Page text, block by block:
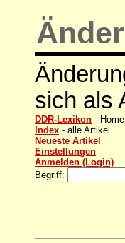
sich als
DDR-Lexikon - Home
Index - alle Artikel
Neueste Artikel
Einstellungen
Anmelden (Login)
Begriff: